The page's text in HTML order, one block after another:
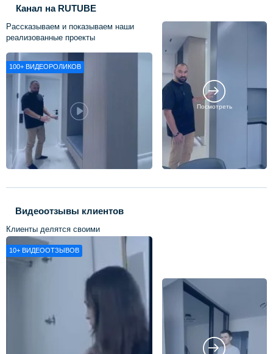
Канал на RUTUBE
Рассказываем и показываем наши
реализованные проекты
100+ ВИДЕОРОЛИКОВ
Посмотреть
Видеоотзывы клиентов
Клиенты делятся своими
впечатлениями о нашей работе
10+ ВИДЕООТЗЫВОВ